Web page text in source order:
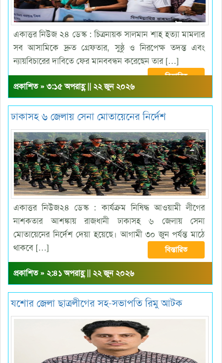
একাত্তর নিউজ ২৪ ডেস্ক : চিত্রনায়ক সালমান শাহ হত্যা মামলার
সব আসামিকে দ্রুত গ্রেফতার, সুষ্ঠু ও নিরপেক্ষ তদন্ত এবং
ন্যায়বিচারের দাবিতে ফের মানববন্ধন করেছেন তার […]
বিস্তারিত
প্রকাশিত » ৩:১৫ অপরাহ্ণ || ২২ জুন ২০২৬
ঢাকাসহ ৬ জেলায় সেনা মোতায়েনের নির্দেশ
একাত্তর নিউজ২৪ ডেস্ক : কার্যক্রম নিষিদ্ধ আওয়ামী লীগের
নাশকতার আশঙ্কায় রাজধানী ঢাকাসহ ৬ জেলায় সেনা
মোতায়েনের নির্দেশ দেয়া হয়েছে। আগামী ৩০ জুন পর্যন্ত মাঠে
থাকবে […]
বিস্তারিত
প্রকাশিত » ২:৪১ অপরাহ্ণ || ২২ জুন ২০২৬
যশোর জেলা ছাত্রলীগের সহ-সভাপতি রিমু আটক